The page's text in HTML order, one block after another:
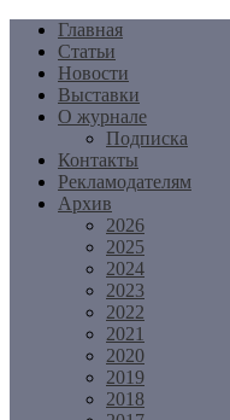
Перейти
содержимому
Главная
Статьи
Новости
Выставки
О журнале
Подписка
Контакты
Рекламодателям
Архив
2026
2025
2024
2023
2022
2021
2020
2019
2018